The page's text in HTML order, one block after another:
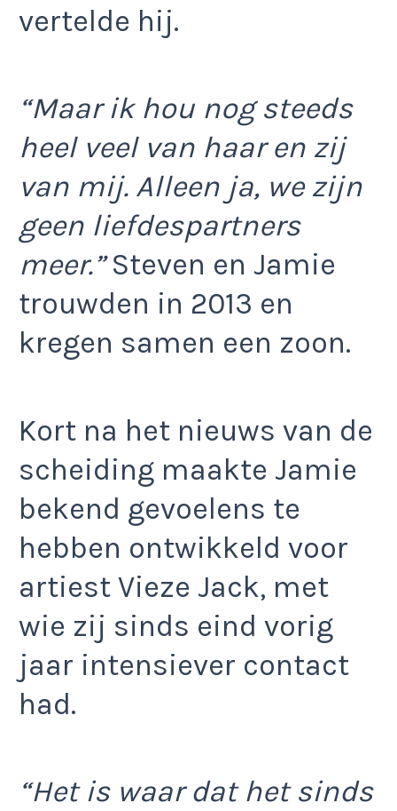
vertelde hij.
“Maar ik hou nog steeds
heel veel van haar en zij
van mij. Alleen ja, we zijn
geen liefdespartners
meer.”Steven en Jamie
trouwden in 2013 en
kregen samen een zoon.
Kort na het nieuws van de
scheiding maakte Jamie
bekend gevoelens te
hebben ontwikkeld voor
artiest Vieze Jack, met
wie zij sinds eind vorig
jaar intensiever contact
had.
“Het is waar dat het sinds